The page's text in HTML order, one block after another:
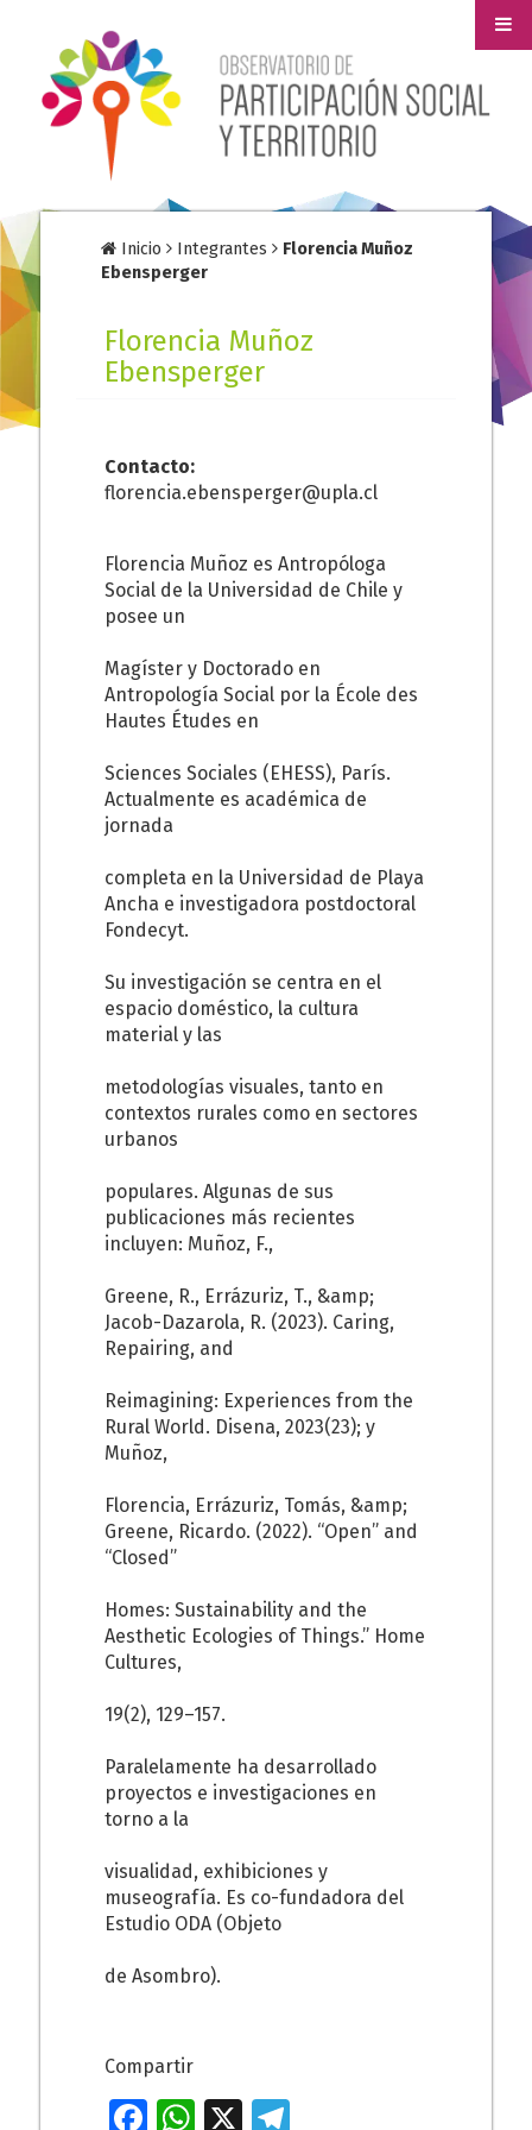
Inicio Integrantes Florencia Muñoz
Ebensperger
Florencia Muñoz
Ebensperger
Contacto:
florencia.ebensperger@upla.cl
Florencia Muñoz es Antropóloga
Social de la Universidad de Chile y
posee un
Magíster y Doctorado en
Antropología Social por la École des
Hautes Études en
Sciences Sociales (EHESS), París.
Actualmente es académica de
jornada
completa en la Universidad de Playa
Ancha e investigadora postdoctoral
Fondecyt.
Su investigación se centra en el
espacio doméstico, la cultura
material y las
metodologías visuales, tanto en
contextos rurales como en sectores
urbanos
populares. Algunas de sus
publicaciones más recientes
incluyen: Muñoz, F.,
Greene, R., Errázuriz, T., &amp;
Jacob-Dazarola, R. (2023). Caring,
Repairing, and
Reimagining: Experiences from the
Rural World. Disena, 2023(23); y
Muñoz,
Florencia, Errázuriz, Tomás, &amp;
Greene, Ricardo. (2022). “Open” and
“Closed”
Homes: Sustainability and the
Aesthetic Ecologies of Things.” Home
Cultures,
19(2), 129–157.
Paralelamente ha desarrollado
proyectos e investigaciones en
torno a la
visualidad, exhibiciones y
museografía. Es co-fundadora del
Estudio ODA (Objeto
de Asombro).
Compartir
Fa
W
X